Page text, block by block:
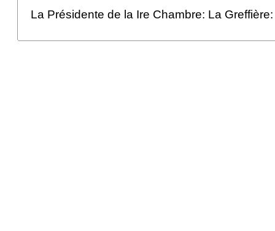
La Présidente de la Ire Chambre: La